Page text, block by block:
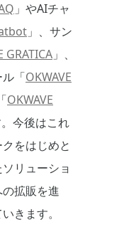
」やAIチャ
」、サン
GRATICA 」、
「OKWAVE
OKWAVE
今後はこれ
をはじめと
リューショ
拡販を進
きます。